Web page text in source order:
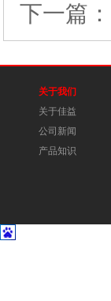
下一篇：
关于我们
关于佳益
公司新闻
产品知识